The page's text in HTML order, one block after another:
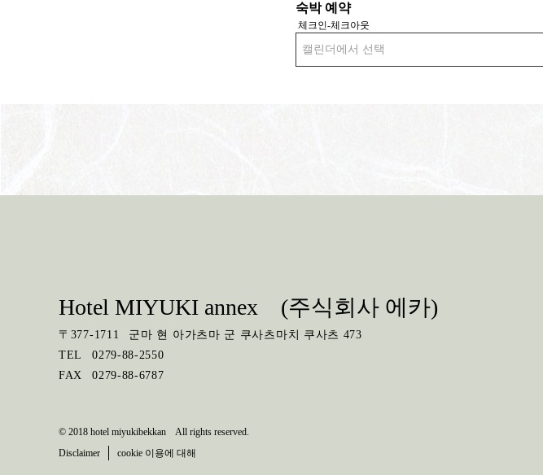
숙박 예약
체크인-체크아웃
캘린더에서 선택
Hotel MIYUKI annex (주식회사 에카)
〒 377-1711
군마 현 아가츠마 군 쿠사츠마치 쿠사츠 473
TEL
0279-88-2550
FAX
0279-88-6787
© 2018 hotel miyukibekkan All rights reserved.
Disclaimer
cookie 이용에 대해